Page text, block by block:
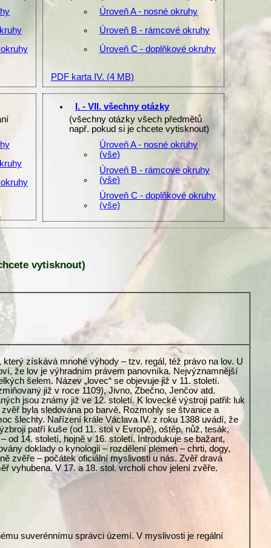
Úroveň A - nosné okruhy
Úroveň B - rámcové okruhy
Úroveň C - doplňkové okruhy
PDF karta IV. (4 MB)
I. - VII. všechny otázky
(všechny otázky všech předmětů
např. pokud si je chcete vytisknout)
Úroveň A - nosné okruhy
(vše)
Úroveň B - rámcové okruhy
(vše)
Úroveň C - doplňkové okruhy
(vše)
vytisknout)
získává mnohé výhody – tzv. regál, též právo na lov. U
že lov je výhradním právem panovníka. Nejvýznamnější
šelem. Název „lovec“ se objevuje již v 11. století.
již v roce 1109), Jivno, Zbečno, Jenčov atd.
jsou známy již ve 12. století. K lovecké výstroji patřil: luk
byla sledována po barvě. Rozmohly se štvanice a
šlechty. Nařízení krále Václava IV. z roku 1388 uvádí, že
patří kuše (od 11. stol v Evropě), oštěp, nůž, tesák,
14. století, hojně v 16. století. Introdukuje se bažant,
doklady o kynologii – rozdělení plemen – chrti, dogy,
zvěře – počátek oficiální myslivosti u nás. Zvěř dravá
vyhubena. V 17. a 18. stol. vrcholí chov jelení zvěře.
suverénnímu správci území. V myslivosti je regální